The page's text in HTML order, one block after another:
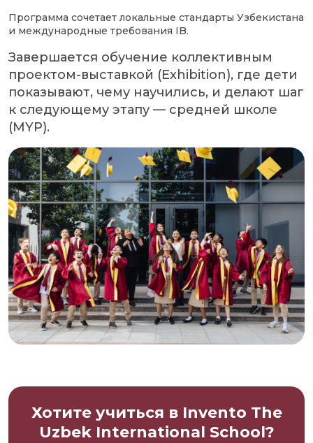
Программа сочетает локальные стандарты Узбекистана
и международные требования IB.
Завершается обучение коллективным
проектом-выставкой (Exhibition), где дети
показывают, чему научились, и делают шаг
к следующему этапу — средней школе
(MYP).
Хотите учиться в Invento The
Uzbek International School?